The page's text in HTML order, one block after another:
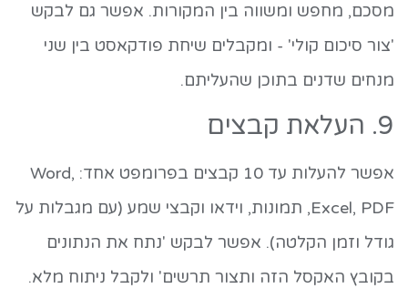
מסכם, מחפש ומשווה בין המקורות. אפשר גם לבקש
'צור סיכום קולי' - ומקבלים שיחת פודקאסט בין שני
מנחים שדנים בתוכן שהעליתם.
9. העלאת קבצים
אפשר להעלות עד 10 קבצים בפרומפט אחד: Word,
Excel, PDF, תמונות, וידאו וקבצי שמע (עם מגבלות על
גודל וזמן הקלטה). אפשר לבקש 'נתח את הנתונים
בקובץ האקסל הזה ותצור תרשים' ולקבל ניתוח מלא.